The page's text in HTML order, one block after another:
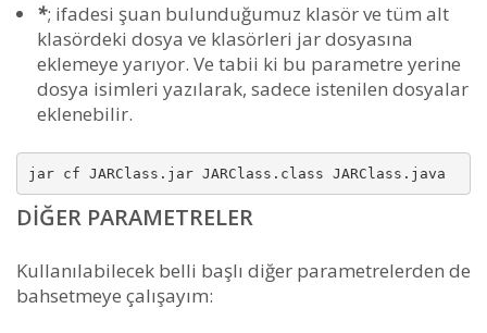
*; ifadesi şuan bulunduğumuz klasör ve tüm alt
klasördeki dosya ve klasörleri jar dosyasına
eklemeye yarıyor. Ve tabii ki bu parametre yerine
dosya isimleri yazılarak, sadece istenilen dosyalar
eklenebilir.
jar cf JARClass.jar JARClass.class JARClass.java
DIĞER PARAMETRELER
Kullanılabilecek belli başlı diğer parametrelerden de
bahsetmeye çalışayım: